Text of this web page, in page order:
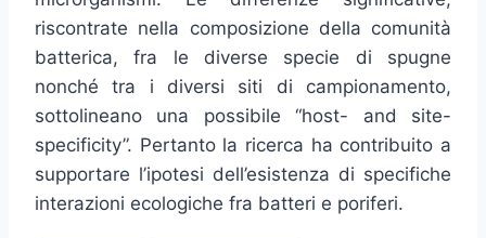
riscontrate nella composizione della comunità
batterica, fra le diverse specie di spugne
nonché tra i diversi siti di campionamento,
sottolineano una possibile “host- and site-
specificity”. Pertanto la ricerca ha contribuito a
supportare l’ipotesi dell’esistenza di specifiche
interazioni ecologiche fra batteri e poriferi.